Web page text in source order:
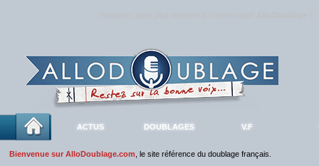
ACTUS DOUBLAGES V.F
Bienvenue sur AlloDoublage.com , le site référence du doublage français.